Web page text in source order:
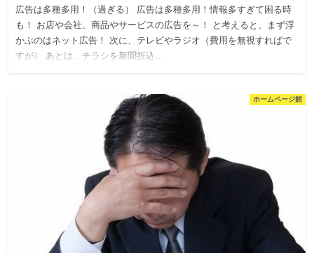
広告は多種多用！（過ぎる） 広告は多種多用！情報多すぎて困る時
も！ お店や会社、商品やサービスの広告を～！ と考えると、まず浮
かぶのはネット広告！ 次に、テレビやラジオ（費用を無視すればで
すが） あとは、チラシを新聞折込…
ホームページ館